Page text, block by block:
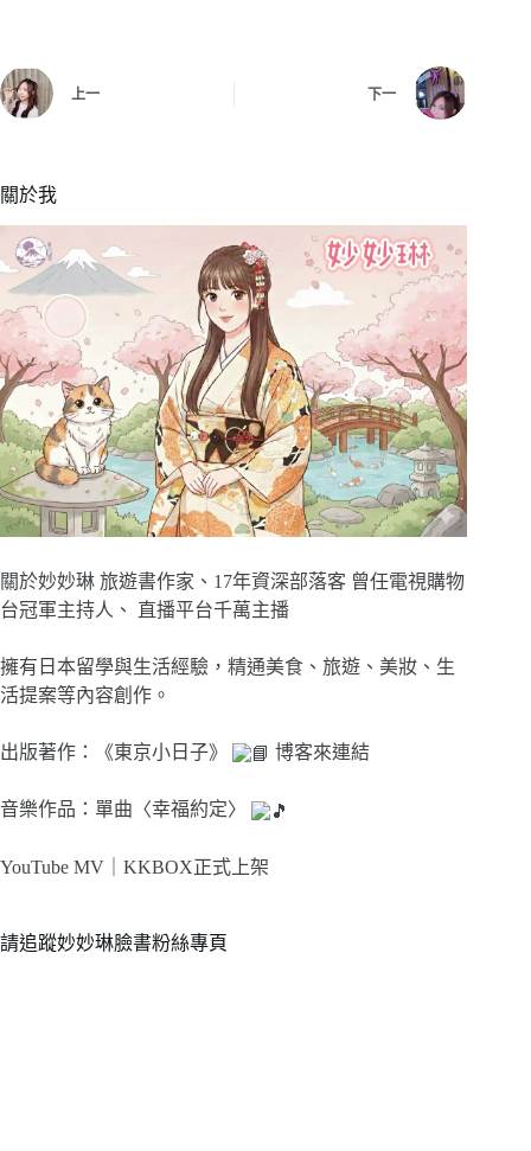
上一 下一
關於我
關於妙妙琳 旅遊書作家、17年資深部落客 曾任電視購物
台冠軍主持人、 直播平台千萬主播
擁有日本留學與生活經驗，精通美食、旅遊、美妝、生
活提案等內容創作。
出版著作：《東京小日子》 博客來連結
音樂作品：單曲〈幸福約定〉
YouTube MV｜ KKBOX正式上架
請追蹤妙妙琳臉書粉絲專頁